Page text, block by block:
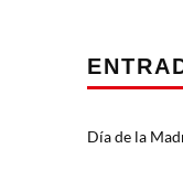
Día de la